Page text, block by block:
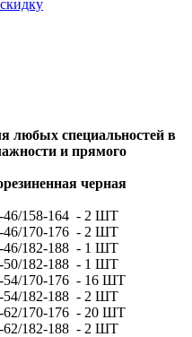
любых специальностей в
и прямого
черная
46/158-164 - 2 ШТ
46/170-176 - 2 ШТ
46/182-188 - 1 ШТ
50/182-188 - 1 ШТ
54/170-176 - 16 ШТ
54/182-188 - 2 ШТ
62/170-176 - 20 ШТ
62/182-188 - 2 ШТ